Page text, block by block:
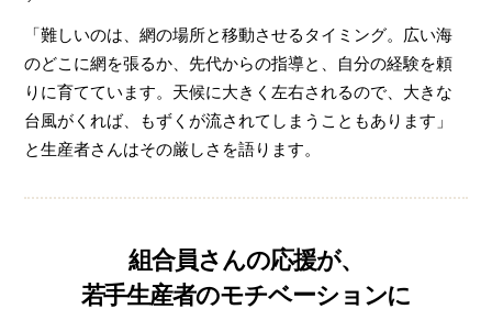
「難しいのは、網の場所と移動させるタイミング。広い海
のどこに網を張るか、先代からの指導と、自分の経験を頼
りに育てています。天候に大きく左右されるので、大きな
台風がくれば、もずくが流されてしまうこともあります」
と生産者さんはその厳しさを語ります。
組合員さんの応援が、
若手生産者のモチベーションに